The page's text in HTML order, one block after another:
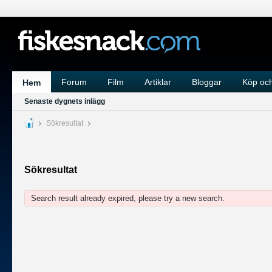
Hem Forum Film Artiklar Bloggar Köp
Senaste dygnets inlägg
Sökresultat
Sökresultat
Search result already expired, please try a new search.